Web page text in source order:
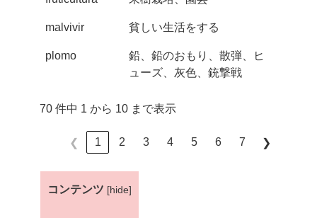
malvivir 貧しい生活をする
plomo
鉛、鉛のおもり、散弾、ヒ
ューズ、灰色、銃撃戦
70 件中 1 から 10 まで表示
❮ 1 2 3 4 5 6 7 ❯
コンテンツ [hide]